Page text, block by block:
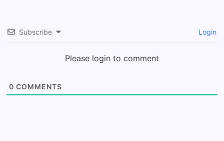
Subscribe Login
Please login to comment
0 COMMENTS